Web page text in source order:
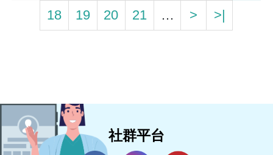
18
19 20 21 … > >|
社群平台